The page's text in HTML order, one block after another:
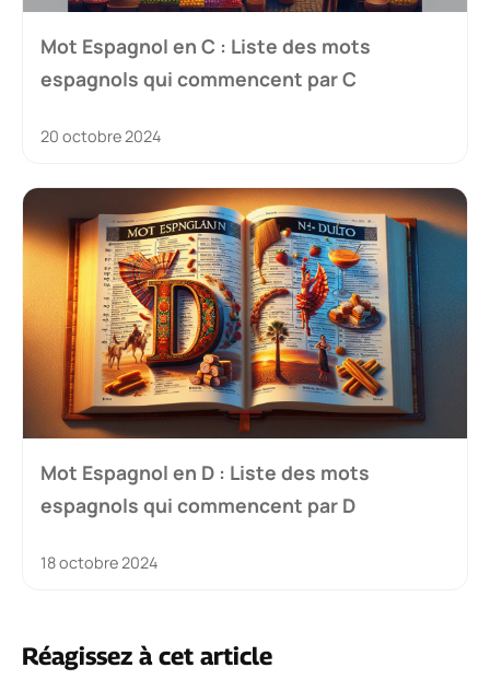
Mot Espagnol en C : Liste des mots
espagnols qui commencent par C
20 octobre 2024
Mot Espagnol en D : Liste des mots
espagnols qui commencent par D
18 octobre 2024
Réagissez à cet article